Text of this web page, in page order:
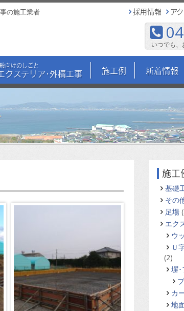
の施工業者 採用情報 ア
いつでも
向けのしごと
クステリア･外構工事 施工例 新着情報
施工
基礎
その
足場
エク
ウ
Ｕ
(2)
塀･
カ
地